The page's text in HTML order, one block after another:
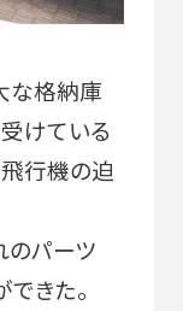
な格納庫
けている
行機の迫
のパーツ
きた。